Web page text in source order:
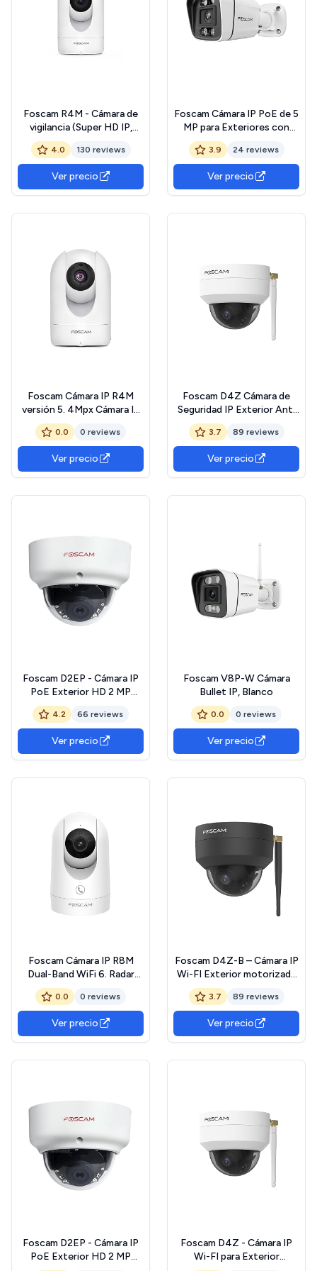
Foscam R4M - Cámara de
vigilancia (Super HD IP,
WiFi, Doble Banda, con 4
MP y 10 m de visión
Nocturna, WiFi, con
detección de Movimiento,
cámara de Audio de 2 vías
4.0 130 reviews
Ver precio
Foscam Cámara IP PoE de 5
MP para Exteriores con
focos y Sirena V5EP Blanca
3.9 24 reviews
Ver precio
Foscam Cámara IP R4M
versión 5. 4Mpx Cámara IP
de vigilancia WiFiLAN,
Visión Nocturna, WiFi,
Detección de Movimiento,
Audio, Slot Micro SD
0.0 0 reviews
Ver precio
Foscam D4Z Cámara de
Seguridad IP Exterior Anti
VANDALICA IK10. Blanco
4Mpx Zoom x4.
Compatible con Alexa.
Deteción Humana
Inteligente AI
3.7 89 reviews
Ver precio
Foscam D2EP - Cámara IP
PoE Exterior HD 2 MP
infrarroja de 20 m,
Antivandalico IK10.
Detección Humana
Inteligente, Compatible
con Amazon Alexa
4.2 66 reviews
Ver precio
Foscam V8P-W Cámara
Bullet IP, Blanco
0.0 0 reviews
Ver precio
Foscam Cámara IP R8M
Dual-Band WiFi 6. Radar
detección Humana. Auto
Seguimiento.
0.0 0 reviews
Ver precio
Foscam D4Z-B – Cámara IP
Wi-FI Exterior motorizada
4MP – Zoom óptico x4 –
Detección de Movimiento
Inteligente 1 Unidad
(Paquete de 1) Negro
3.7 89 reviews
Ver precio
Foscam D2EP - Cámara IP
PoE Exterior HD 2 MP
Foscam D4Z - Cámara IP
Wi-FI para Exterior